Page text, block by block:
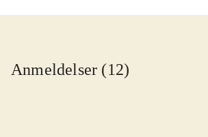
Anmeldelser (12)